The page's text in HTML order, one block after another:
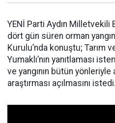
YENİ Parti Aydın Milletvekili
dört gün süren orman
Kurulu’nda konuştu; Tarım
Yumaklı’nın yanıtlaması
ve yangının bütün yönleriyle
araştırması açılmasını istedi.